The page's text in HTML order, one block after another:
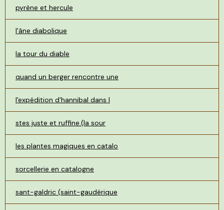
pyrène et hercule
l'âne diabolique
la tour du diable
quand un berger rencontre une
l'expédition d'hannibal dans l
stes juste et ruffine.(la sour
les plantes magiques en catalo
sorcellerie en catalogne
sant-galdric (saint-gaudérique